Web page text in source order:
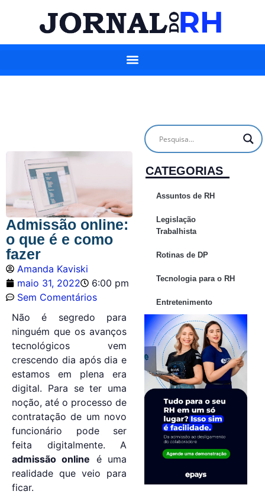
Admissão online:
o que é e como
fazer
Amanda Kaviski
maio 31, 2022
6:00 pm
Sem Comentários
Não é segredo para
ninguém que os avanços
tecnológicos vem
crescendo dia após dia e
estamos em plena era
digital. Para se ter uma
noção, até o processo de
contratação de um novo
funcionário pode ser
feita digitalmente. A
admissão online é uma
realidade que veio para
ficar.
CATEGORIAS
Assuntos de RH
Legislação
Trabalhista
Rotinas de DP
Tecnologia para o RH
Entretenimento